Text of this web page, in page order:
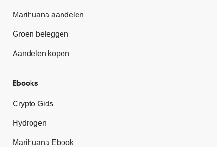
Marihuana aandelen
Groen beleggen
Aandelen kopen
Ebooks
Crypto Gids
Hydrogen
Marihuana Ebook